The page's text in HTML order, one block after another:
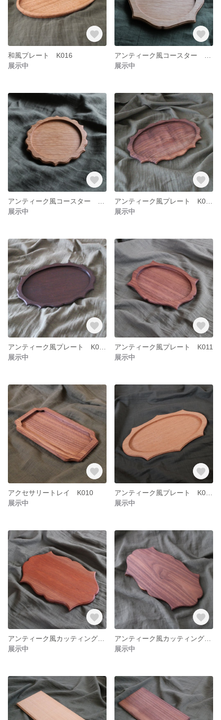
和風プレート K016
展示中
展示中
展示中
展示中
展示中
アンティーク風プレート K011
展示中
アクセサリートレイ K010
展示中
展示中
展示中
展示中